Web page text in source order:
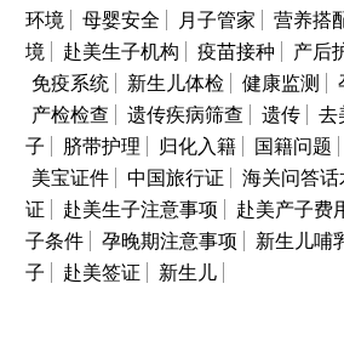
环境
母婴安全 月子管家 营养搭
境
赴美生子机构 疫苗接种
产后
免疫系统
新生儿体检 健康监测
产检检查
遗传疾病筛查 遗传
去
子
脐带护理 归化入籍 国籍问题
美宝证件
中国旅行证 海关问答话
证
赴美生子注意事项 赴美产子费
子条件
孕晚期注意事项 新生儿哺
子
赴美签证 新生儿